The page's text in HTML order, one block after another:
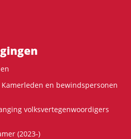
en bewindspersonen
volksvertegenwoordigers
(2023-)